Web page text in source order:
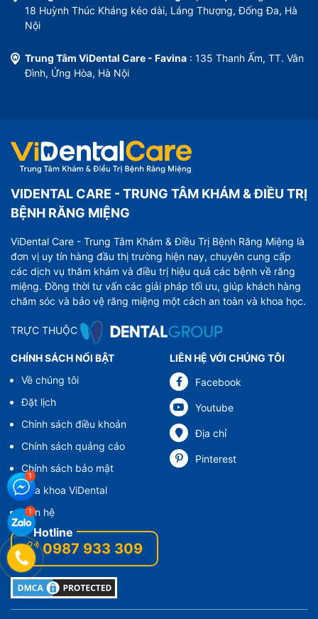
18 Huỳnh Thúc Kháng kéo dài, Láng Thượng, Đống Đa, Hà
Nội
Trung Tâm ViDental Care - Favina : 135 Thanh Ấm, TT. Vân
Đình, Ứng Hòa, Hà Nội
VIDENTAL CARE - TRUNG TÂM KHÁM & ĐIỀU TRỊ
BỆNH RĂNG MIỆNG
ViDental Care - Trung Tâm Khám & Điều Trị Bệnh Răng Miệng là
đơn vị uy tín hàng đầu thị trường hiện nay, chuyên cung cấp
các dịch vụ thăm khám và điều trị hiệu quả các bệnh về răng
miệng. Đồng thời tư vấn các giải pháp tối ưu, giúp khách hàng
chăm sóc và bảo vệ răng miệng một cách an toàn và khoa học.
TRỰC THUỘC
CHÍNH SÁCH NỔI BẬT
Về chúng tôi
Đặt lịch
Chính sách điều khoản
Chính sách quảng cáo
Chính sách bảo mật
Nha khoa ViDental
Liên hệ
LIÊN HỆ VỚI CHÚNG TÔI
Facebook
Youtube
Địa chỉ
Pinterest
0987 933 309